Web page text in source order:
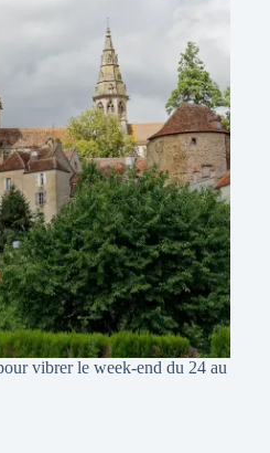
vibrer le week-end du 24 au